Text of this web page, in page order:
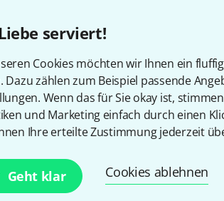
serviert!
Cookies möchten wir Ihnen ein
Dazu zählen zum Beispiel passende
Wenn das für Sie okay ist,
und Marketing einfach durch einen
Ihre erteilte Zustimmung jederzeit
Geht klar Cookies ablehnen
Vergleichen